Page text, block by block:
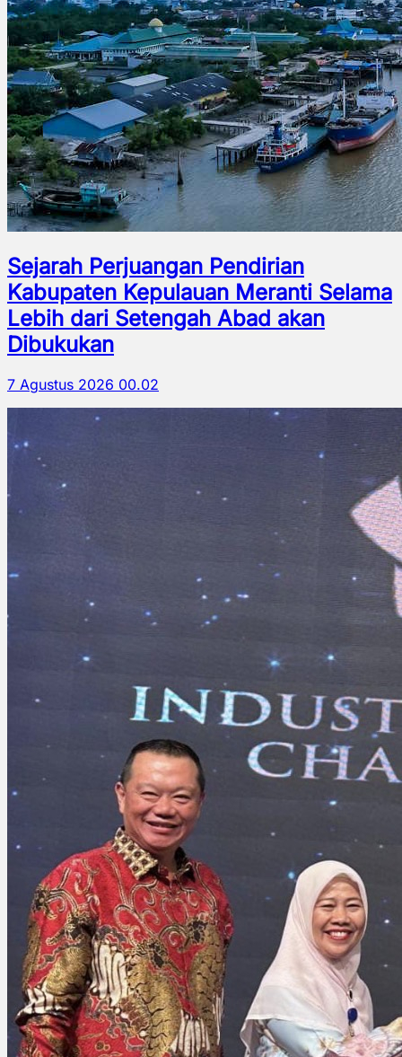
Sejarah Perjuangan Pendirian
Kabupaten Kepulauan Meranti Selama
Lebih dari Setengah Abad akan
Dibukukan
7 Agustus 2026 00.02